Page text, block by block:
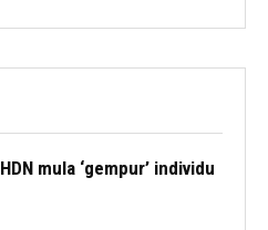
mula ‘gempur’ individu